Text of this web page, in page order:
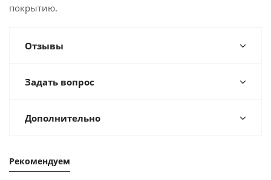
покрытию.
Отзывы
Задать вопрос
Дополнительно
Рекомендуем